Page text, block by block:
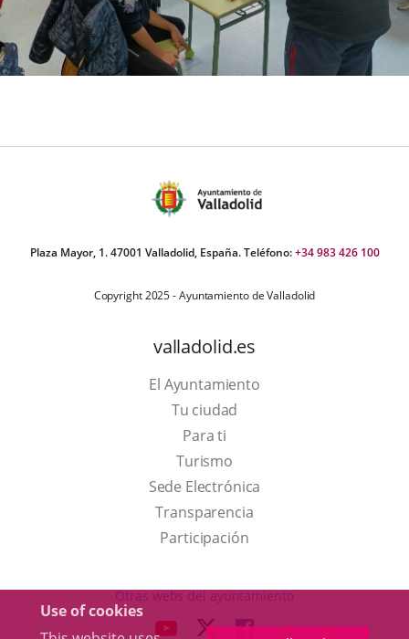
Use of cookies
Plaza Mayor, 1. 47001 Valladolid, España. Teléfono:+34 983 426 100
Copyright 2025 - Ayuntamiento de Valladolid
valladolid.es
El Ayuntamiento
Tu ciudad
Para ti
TurismoThis
link
will
open
a
Sede Electrónica
Transparencia
Participación
Otras webs del ayuntamiento
LINK LINKLINK